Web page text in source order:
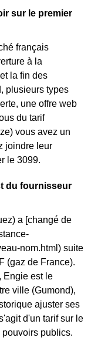
sur le premier
français
à la
la fin des
plusieurs types
une offre web
du tarif
vous avez un
joindre leur
le 3099.
du fournisseur
a [changé de
nom.html) suite
(gaz de France).
Engie est le
ville (Gumond),
ajuster ses
d'un tarif sur le
publics.